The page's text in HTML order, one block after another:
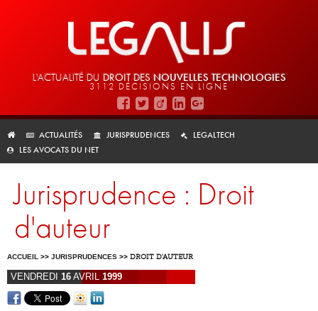
L'ACTUALITÉ DU DROIT DES NOUVELLES TECHNOLOGIES
3112 DÉCISIONS EN LIGNE
ACTUALITÉS JURISPRUDENCES
LEGALTECH
LES AVOCATS DU NET
Jurisprudence : Droit
d'auteur
ACCUEIL >> JURISPRUDENCES >> DROIT D'AUTEUR
VENDREDI 16 AVRIL 1999